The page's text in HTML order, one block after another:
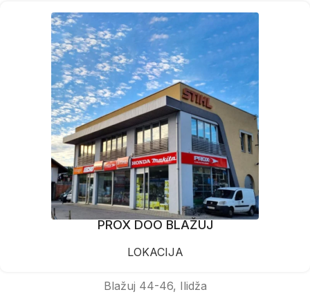
PROX DOO BLAŽUJ
LOKACIJA
Blažuj 44-46, Ilidža